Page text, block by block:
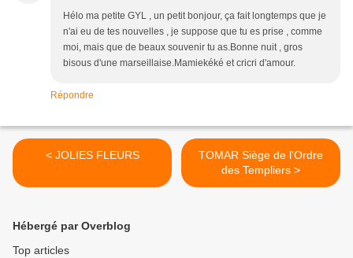
Hélo ma petite GYL , un petit bonjour, ça fait longtemps que je
n'ai eu de tes nouvelles , je suppose que tu es prise , comme
moi, mais que de beaux souvenir tu as.Bonne nuit , gros
bisous d'une marseillaise.Mamiekéké et cricri d'amour.
Répondre
< JOLIES FLEURS
TOMAR Siège de l'Ordre
des Templiers >
Hébergé par Overblog
Top articles